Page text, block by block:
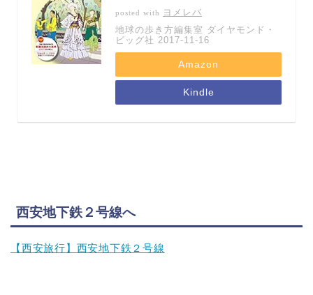
posted with
ヨメレバ
地球の歩き方編集室 ダイヤモンド・
ビッグ社 2017-11-16
Amazon
Kindle
西安地下鉄２号線へ
【西安旅行】西安地下鉄２号線